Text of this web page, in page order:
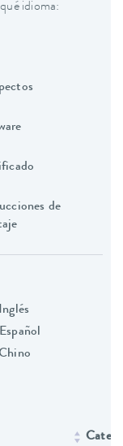
idioma:
de
Inglés
Español